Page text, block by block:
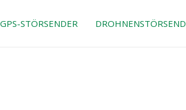
GPS-STÖRSENDER